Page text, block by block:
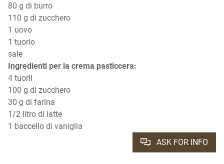
80 g di burro
110 g di zucchero
1 uovo
1 tuorlo
sale
Ingredienti per la crema pasticcera:
4 tuorli
100 g di zucchero
30 g di farina
1/2 litro di latte
1 baccello di vaniglia
ASK FOR INFO